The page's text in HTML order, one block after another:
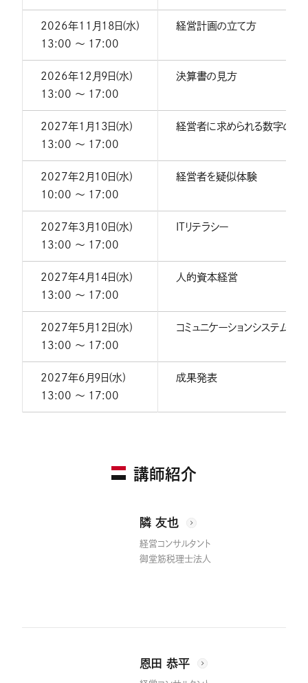
2026年11月18日(水)
13:00 〜 17:00
経営計画の立て方
2026年12月9日(水)
13:00 〜 17:00
決算書の見方
2027年1月13日(水)
13:00 〜 17:00
経営者に求められる数字の扱
2027年2月10日(水)
10:00 〜 17:00
経営者を疑似体験
2027年3月10日(水)
13:00 〜 17:00
ITリテラシー
2027年4月14日(水)
13:00 〜 17:00
人的資本経営
2027年5月12日(水)
13:00 〜 17:00
コミュニケーションシステムと
2027年6月9日(水)
13:00 〜 17:00
成果発表
講師紹介
隣 友也
経営コンサルタント
御堂筋税理士法人
恩田 恭平